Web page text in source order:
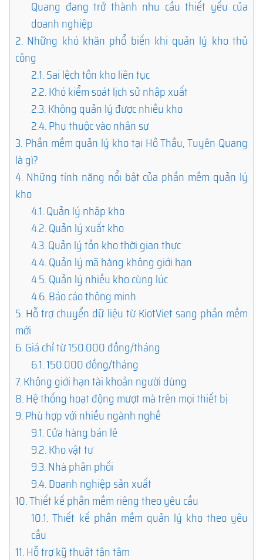
Quang đang trở thành nhu cầu thiết yếu của
doanh nghiệp
2. Những khó khăn phổ biến khi quản lý kho thủ
công
2.1.Sai lệch tồn kho liên tục
2.2.Khó kiểm soát lịch sử nhập xuất
2.3.Không quản lý được nhiều kho
2.4.Phụ thuộc vào nhân sự
3. Phần mềm quản lý kho tại Hồ Thầu, Tuyên Quang
là gì?
4. Những tính năng nổi bật của phần mềm quản lý
kho
4.1.Quản lý nhập kho
4.2.Quản lý xuất kho
4.3.Quản lý tồn kho thời gian thực
4.4.Quản lý mã hàng không giới hạn
4.5.Quản lý nhiều kho cùng lúc
4.6.Báo cáo thông minh
5. Hỗ trợ chuyển dữ liệu từ KiotViet sang phần mềm
mới
6.Giá chỉ từ 150.000 đồng/tháng
6.1.150.000 đồng/tháng
7.Không giới hạn tài khoản người dùng
8.Hệ thống hoạt động mượt mà trên mọi thiết bị
9.Phù hợp với nhiều ngành nghề
9.1.Cửa hàng bán lẻ
9.2.Kho vật tư
9.3.Nhà phân phối
9.4.Doanh nghiệp sản xuất
10.Thiết kế phần mềm riêng theo yêu cầu
10.1. Thiết kế phần mềm quản lý kho theo yêu
cầu
11.Hỗ trợ kỹ thuật tận tâm